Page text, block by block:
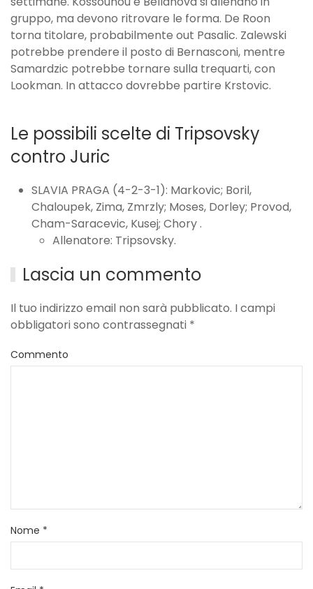
gruppo, ma devono ritrovare le forma. De Roon
torna titolare, probabilmente out Pasalic. Zalewski
potrebbe prendere il posto di Bernasconi, mentre
Samardzic potrebbe tornare sulla trequarti, con
Lookman. In attacco dovrebbe partire Krstovic.
Le possibili scelte di Tripsovsky
contro Juric
SLAVIA PRAGA (4-2-3-1): Markovic; Boril,
Chaloupek, Zima, Zmrzly; Moses, Dorley; Provod,
Cham-Saracevic, Kusej; Chory .
Allenatore: Tripsovsky.
Lascia un commento
Il tuo indirizzo email non sarà pubblicato. I campi
obbligatori sono contrassegnati *
Commento
Nome *